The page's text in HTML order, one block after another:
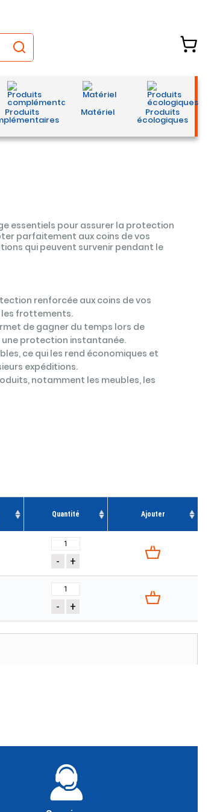
Produits Matériel Produits
écologiques
essentiels pour assurer la protection
parfaitement aux coins de vos
qui peuvent survenir pendant le
renforcée aux coins de vos
les frottements.
de gagner du temps lors de
une protection instantanée.
ce qui les rend économiques et
expéditions.
notamment les meubles, les
Quantité Ajouter
- +
- +